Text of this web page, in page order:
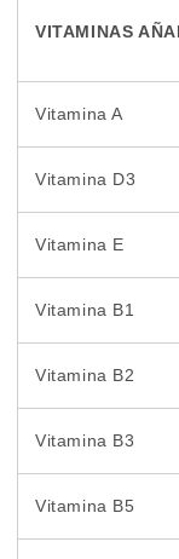
VITAMINAS
Vitamina A
Vitamina D3
Vitamina E
Vitamina B1
Vitamina B2
Vitamina B3
Vitamina B5